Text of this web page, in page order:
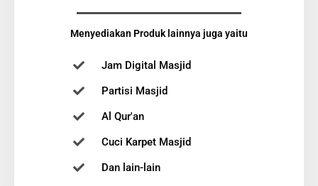
Menyediakan Produk lainnya juga yaitu
Jam Digital Masjid
Partisi Masjid
Al Qur'an
Cuci Karpet Masjid
Dan lain-lain